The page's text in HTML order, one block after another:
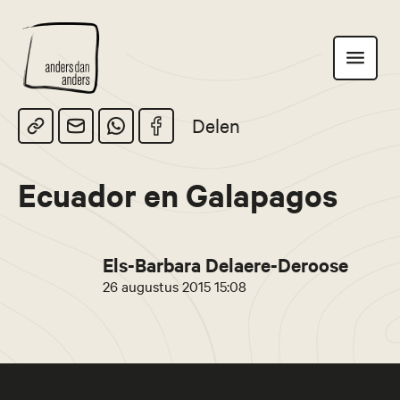
Anders
dan
Anders
Toon
navigatie
Delen
Ecuador en Galapagos
Els-Barbara Delaere-Deroose
26 augustus 2015 15:08